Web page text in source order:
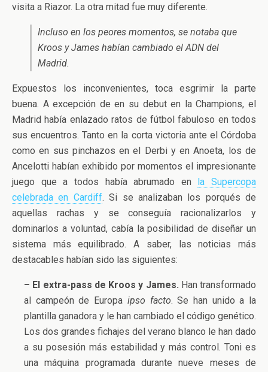
visita a Riazor. La otra mitad fue muy diferente.
Incluso en los peores momentos, se notaba que
Kroos y James habían cambiado el ADN del
Madrid.
Expuestos los inconvenientes, toca esgrimir la parte
buena. A excepción de en su debut en la Champions, el
Madrid había enlazado ratos de fútbol fabuloso en todos
sus encuentros. Tanto en la corta victoria ante el Córdoba
como en sus pinchazos en el Derbi y en Anoeta, los de
Ancelotti habían exhibido por momentos el impresionante
juego que a todos había abrumado en la Supercopa
celebrada en Cardiff. Si se analizaban los porqués de
aquellas rachas y se conseguía racionalizarlos y
dominarlos a voluntad, cabía la posibilidad de diseñar un
sistema más equilibrado. A saber, las noticias más
destacables habían sido las siguientes:
– El extra-pass de Kroos y James. Han transformado
al campeón de Europa ipso facto. Se han unido a la
plantilla ganadora y le han cambiado el código genético.
Los dos grandes fichajes del verano blanco le han dado
a su posesión más estabilidad y más control. Toni es
una máquina programada durante nueve meses de